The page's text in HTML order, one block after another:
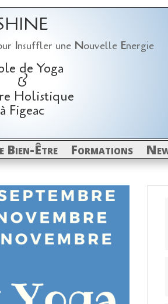
Insuffler une Nouvelle Energie
de Yoga
&
Holistique
à Figeac
Bien-Être Formations